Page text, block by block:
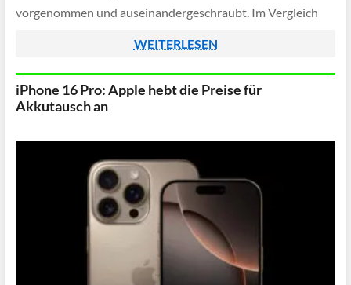
vorgenommen und auseinandergeschraubt. Im Vergleich
WEITERLESEN
iPhone 16 Pro: Apple hebt die Preise für
Akkutausch an